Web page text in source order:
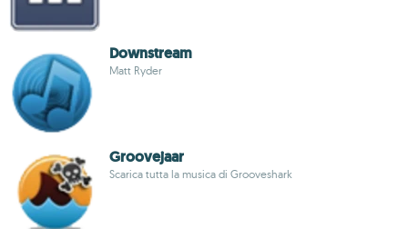
Downstream
Matt Ryder
Groovejaar
Scarica tutta la musica di Grooveshark